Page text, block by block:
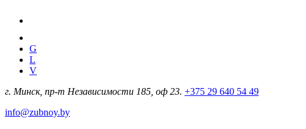
G
L
V
г. Минск, пр-т Независимости 185, оф 23. +375 29 640 54 49
info@zubnoy.by